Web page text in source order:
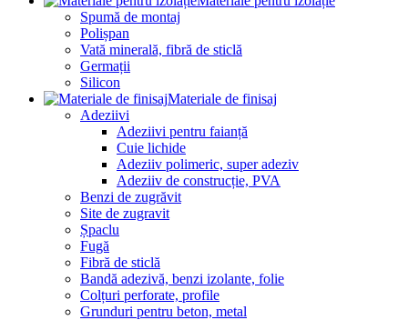
Spumă de montaj
Polișpan
Vată minerală, fibră de sticlă
Germații
Silicon
Materiale de finisaj
Adeziivi
Adeziivi pentru faianță
Cuie lichide
Adeziiv polimeric, super adeziv
Adeziiv de construcție, PVA
Benzi de zugrăvit
Site de zugravit
Șpaclu
Fugă
Fibră de sticlă
Bandă adezivă, benzi izolante, folie
Colțuri perforate, profile
Grunduri pentru beton, metal